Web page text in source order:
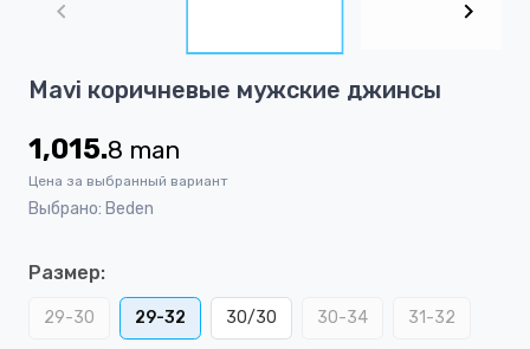
1
7
Mavi коричневые мужские джинсы
1,015.8 man
Цена за выбранный вариант
Выбрано: Beden
Размер:
29-30 29-32 30/30 30-34 31-32